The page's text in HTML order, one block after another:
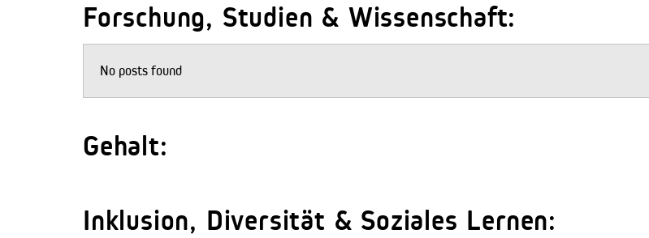
Forschung, Studien & Wissenschaft:
No posts found
Gehalt:
Inklusion, Diversität & Soziales Lernen: